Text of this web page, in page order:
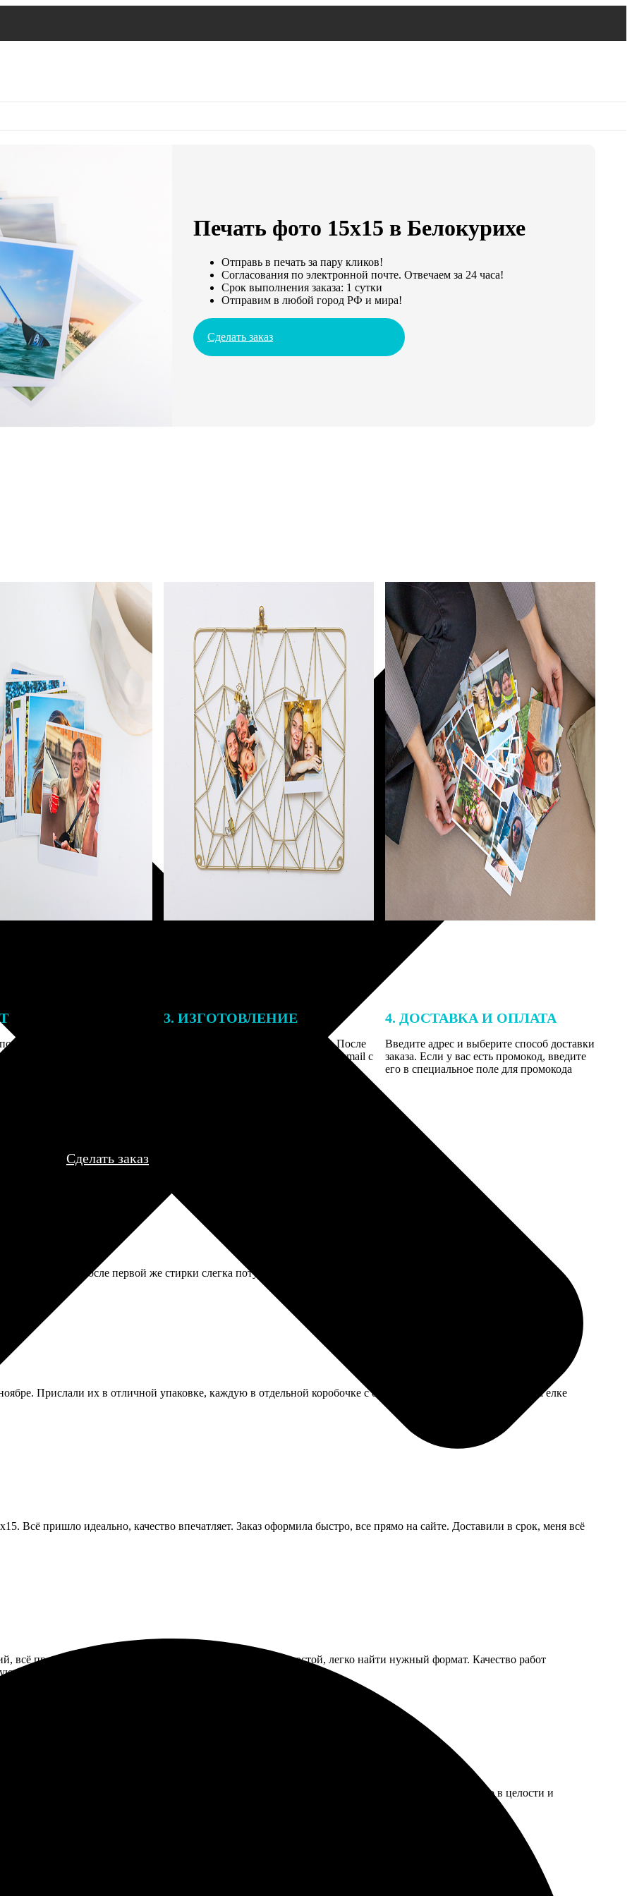
Печать фото 15х15 в Белокурихе
Отправь в печать за пару кликов!
Согласования по электронной почте. Отвечаем за 24 часа!
Срок выполнения заказа: 1 сутки
Отправим в любой город РФ и мира!
Сделать заказ
заказа к печати
могут связаться с Вами
телефону или email для
деталей.
3. ИЗГОТОВЛЕНИЕ
Оплатите заказ банковской картой. После
оплаты получите подтверждение на email с
описанием заказа. Когда отправим заказ
4. ДОСТАВКА И ОПЛАТА
Введите адрес и выберите способ доставки
заказа. Если у вас есть промокод, введите
его в специальное поле для промокода
Сделать заказ
но рисунок после первой же стирки слегка потускнел. Может, я что-то не так сделал, но немного жаль.
Прислали их в отличной упаковке, каждую в отдельной коробочке с опилками. Ни один не разбился, на елке
Всё пришло идеально, качество впечатляет. Заказ оформила быстро, все прямо на сайте. Доставили в срок, меня всё
всё прошло быстро и без трудностей. Интерфейс сайта простой, легко найти нужный формат. Качество работ
если хотите получить отличные сувениры!
Простая и понятная процедура оформления. Заказ подтвержден мгновенно. Получил фото в целости и